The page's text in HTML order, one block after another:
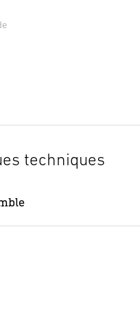
techniques